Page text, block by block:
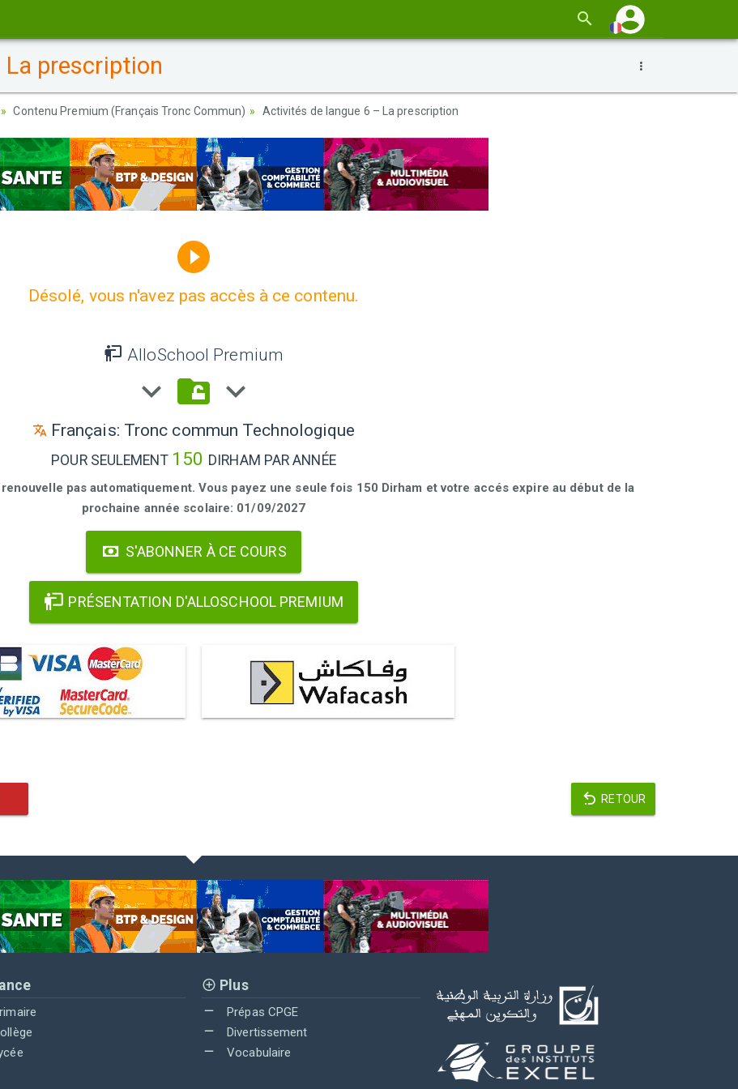
prescription
Contenu Premium (Français Tronc Commun) Activités de langue 6 – La prescription
Désolé, vous n'avez pas accès à ce contenu.
AlloSchool Premium
Français: Tronc commun Technologique
POUR SEULEMENT 150 DIRHAM PAR ANNÉE
pas automatiquement. Vous payez une seule fois 150 Dirham et votre accés expire au début de la
prochaine année scolaire: 01/09/2027
S'ABONNER À CE COURS
PRÉSENTATION D'ALLOSCHOOL PREMIUM
RETOUR
Plus
Prépas CPGE
Divertissement
Vocabulaire